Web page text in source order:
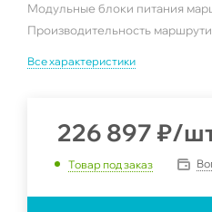
Модульные блоки питания
Производительность
Все характеристики
226 897 ₽/
Товар под заказ